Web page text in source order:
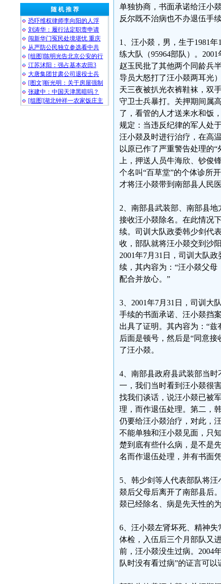
随 机 推 荐
恐吓维权律师李向阳的人浮
刘涛华：履行法定职责申请
闯新华门冤民处境堪忧 重庆
从严防公民独立参选看中共
[组图]陈明光告北京公安的行
江苏沭阳：强占基本农田3
大唐集团甘肃公司退役士兵
[图文]靳光明：关于房屋强制
张建中：中国天津黑暗吗？
[组图]湖北钟祥一农家饭庄主
单独协商，书面承诺给汪小
反尔既不治病也不办退伍手
1、汪小燚，男，生于1981
练大队（95964部队）。
赵玉民批了其他两个同龄兵
导员大怒打了汪小燚两耳光
天三夜被扒光衣裤鞋袜，双
守卫士兵暴打。关押期间属
了，看管的人才送来水和饭
规定：当违反纪律的军人处
汪小燚及时进行治疗，在高
以原已作了严重警告处理的
上，押送人员牛海欣、钞俊
个名叫“百草堂”的个体诊所
才将汪小燚带到南部县人民
2、南部县武装部、南部县
接收汪小燚除名。在此情况
续。司训大队政委韩少剑代
收，部队就将汪小燚交到沙
2001年7月31日，司训大队
续，其内容为：“汪小燚父
配合并放心。”
3、2001年7月31日，司训大
手续的书面承诺、汪小燚挡
出具了证明。其内容为：“
后面是顿号，然后是“同意
了汪小燚。
4、南部县政府县武装部当
一，我们当时看到汪小燚很
找我们谈话，说汪小燚已被
理，而作退伍处理。第二，
仍要给汪小燚治疗，对此，
不能单独和汪小燚见面，只
楚到底有些什么病，是不是
名而作退伍处理，并有书面
5、韩少剑等人代表部队将
燚后父母后离开了南部县后
燚已经除名、病是先天性的
6、汪小燚左肾坏死、精神
体检，入伍后三个月部队又
前，汪小燚没生过病。2004
队时没有看过病”的证言可